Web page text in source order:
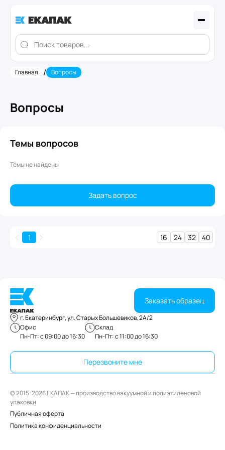
Главная / Вопросы
Вопросы
1 16 24 32 40
Темы вопросов
Темы не найдены
Задать вопрос
Заказать образец
г. Екатеринбург, ул. Старых Большевиков, 2А/2
Офис
Пн-Пт: с 09:00 до 16:30
Склад
Пн-Пт: с 11:00 до 16:30
Перезвоните мне
© 2015-2026 ЕКАПАК — производство вакуумной и полиэтиленовой
упаковки
Публичная оферта
Политика конфиденциальности